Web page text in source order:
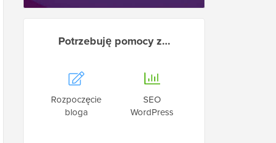
Potrzebuję pomocy z…
Rozpoczęcie
bloga
SEO
WordPress